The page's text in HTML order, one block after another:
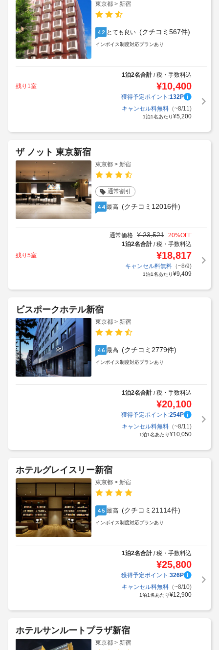
東京都 > 新宿
4.2 とても良い (クチコミ567件)
インボイス制度対応プランあり
1泊2名合計/税・手数料込
残り1室
¥10,400
獲得予定ポイント:132P
キャンセル料無料（~8/11)
1泊1名あたり¥5,200
ザ ノット 東京新宿
東京都 > 新宿
通常割引
4.4 最高 (クチコミ12016件)
通常価格 ¥ 23,521 20%OFF
1泊2名合計/税・手数料込
残り5室
¥18,817
キャンセル料無料（~8/9)
1泊1名あたり¥9,409
ビスポークホテル新宿
東京都 > 新宿
4.6 最高 (クチコミ2779件)
インボイス制度対応プランあり
1泊2名合計/税・手数料込
¥20,100
獲得予定ポイント:254P
キャンセル料無料（~8/11)
1泊1名あたり¥10,050
ホテルグレイスリー新宿
東京都 > 新宿
4.5 最高 (クチコミ21114件)
インボイス制度対応プランあり
1泊2名合計/税・手数料込
¥25,800
獲得予定ポイント:326P
キャンセル料無料（~8/10)
1泊1名あたり¥12,900
ホテルサンルートプラザ新宿
東京都 > 新宿